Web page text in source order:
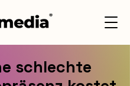
schlechte